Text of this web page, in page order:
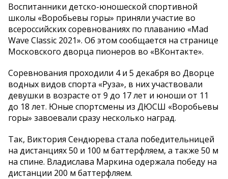
Воспитанники детско-юношеской спортивной
школы «Воробьевы горы» приняли участие во
всероссийских соревнованиях по плаванию «Mad
Wave Classic 2021». Об этом сообщается на странице
Московского дворца пионеров во «ВКонтакте».
Соревнования проходили 4 и 5 декабря во Дворце
водных видов спорта «Руза», в них участвовали
девушки в возрасте от 9 до 17 лет и юноши от 11
до 18 лет. Юные спортсмены из ДЮСШ «Воробьевы
горы» завоевали сразу несколько наград.
Так, Виктория Сендюрева стала победительницей
на дистанциях 50 и 100 м баттерфляем, а также 50 м
на спине. Владислава Маркина одержала победу на
дистанции 200 м баттерфляем.